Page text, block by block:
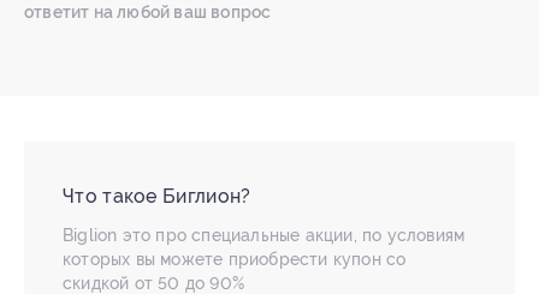
ответит на любой ваш вопрос
Что такое Биглион?
Biglion это про специальные акции, по условиям
которых вы можете приобрести купон со
скидкой от 50 до 90%